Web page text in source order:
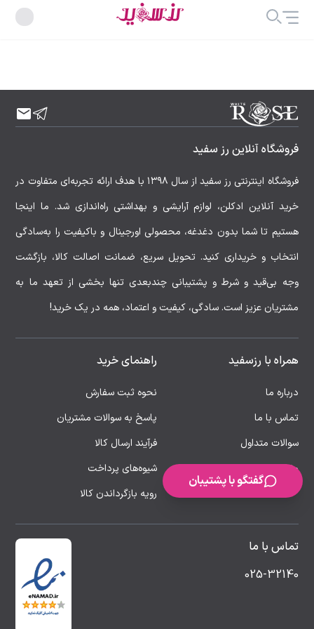
فروشگاه آنلاین رز سفید
فروشگاه اینترنتی رز سفید از سال ۱۳۹۸ با هدف ارائه تجربه‌ای متفاوت در
خرید آنلاین ادکلن، لوازم آرایشی و بهداشتی راه‌اندازی شد. ما اینجا
هستیم تا شما بدون دغدغه، محصولی اورجینال و باکیفیت را به‌سادگی
انتخاب و خریداری کنید. تحویل سریع، ضمانت اصالت کالا، بازگشت
وجه بی‌قید و شرط و پشتیبانی چندبعدی تنها بخشی از تعهد ما به
مشتریان عزیز است. سادگی، کیفیت و اعتماد، همه در یک خرید!
همراه با رزسفید
درباره ما
تماس با ما
سوالات متداول
مقالات
راهنمای خرید
نحوه ثبت سفارش
پاسخ به سوالات مشتریان
فرآیند ارسال کالا
شیوه‌های پرداخت
رویه بازگرداندن کالا
تماس با ما
025-32140
گفتگو با پشتیبان